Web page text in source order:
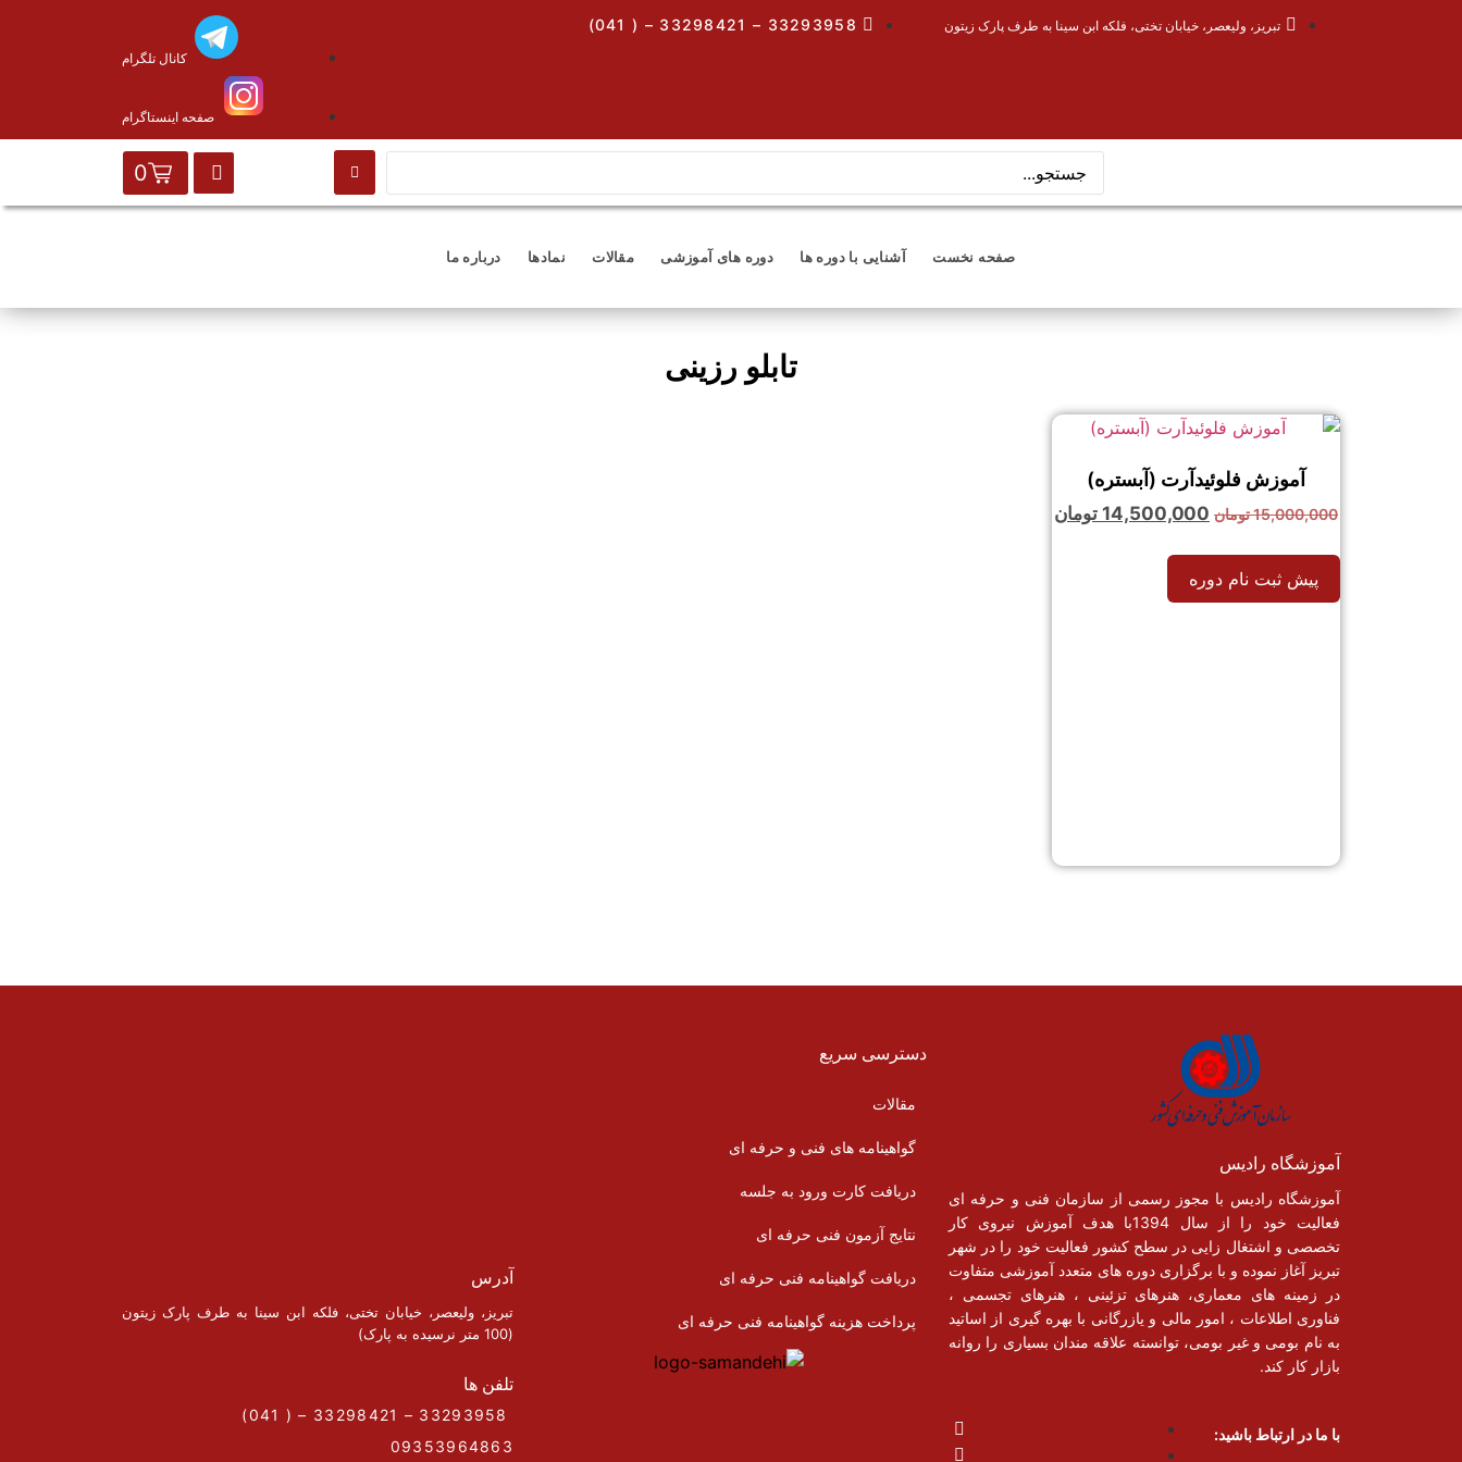
تبریز، ولیعصر، خیابان تختی، فلکه ابن سینا به طرف پارک زیتون 33293958 – 33298421 – ( 041)
کانال تلگرام
صفحه اینستاگرام
0
صفحه نخست آشنایی با دوره ها دوره های آموزشی مقالات نمادها درباره ما
تابلو رزینی
آموزش فلوئیدآرت (آبستره)
15,000,000تومان 14,500,000 تومان
پیش ثبت نام دوره
آموزشگاه رادیس
آموزشگاه رادیس با مجوز رسمی از سازمان فنی و حرفه ای
فعالیت خود را از سال 1394با هدف آموزش نیروی کار
تخصصی و اشتغال زایی در سطح کشور فعالیت خود را در شهر
تبریز آغاز نموده و با برگزاری دوره های متعدد آموزشی متفاوت
در زمینه های معماری، هنرهای تزئینی ، هنرهای تجسمی ،
فناوری اطلاعات ، امور مالی و یازرگانی با بهره گیری از اساتید
به نام بومی و غیر بومی، توانسته علاقه مندان بسیاری را روانه
بازار کار کند.
با ما در ارتباط باشید:
دسترسی سریع
مقالات
گواهینامه های فنی و حرفه ای
دریافت کارت ورود به جلسه
نتایج آزمون فنی حرفه ای
دریافت گواهینامه فنی حرفه ای
پرداخت هزینه گواهینامه فنی حرفه ای
آدرس
تبریز، ولیعصر، خیابان تختی، فلکه ابن سینا به طرف پارک زیتون
(100 متر نرسیده به پارک)
تلفن ها
09353964863